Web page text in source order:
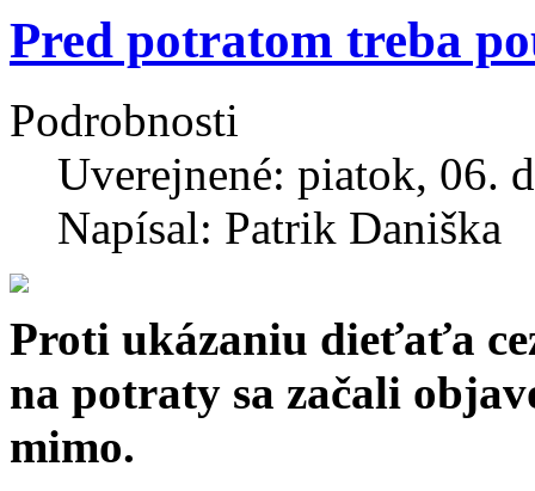
Pred potratom treba
Podrobnosti
Uverejnené: piatok, 06.
Napísal: Patrik Daniška
Proti ukázaniu dieťaťa
na potraty sa začali
mimo.